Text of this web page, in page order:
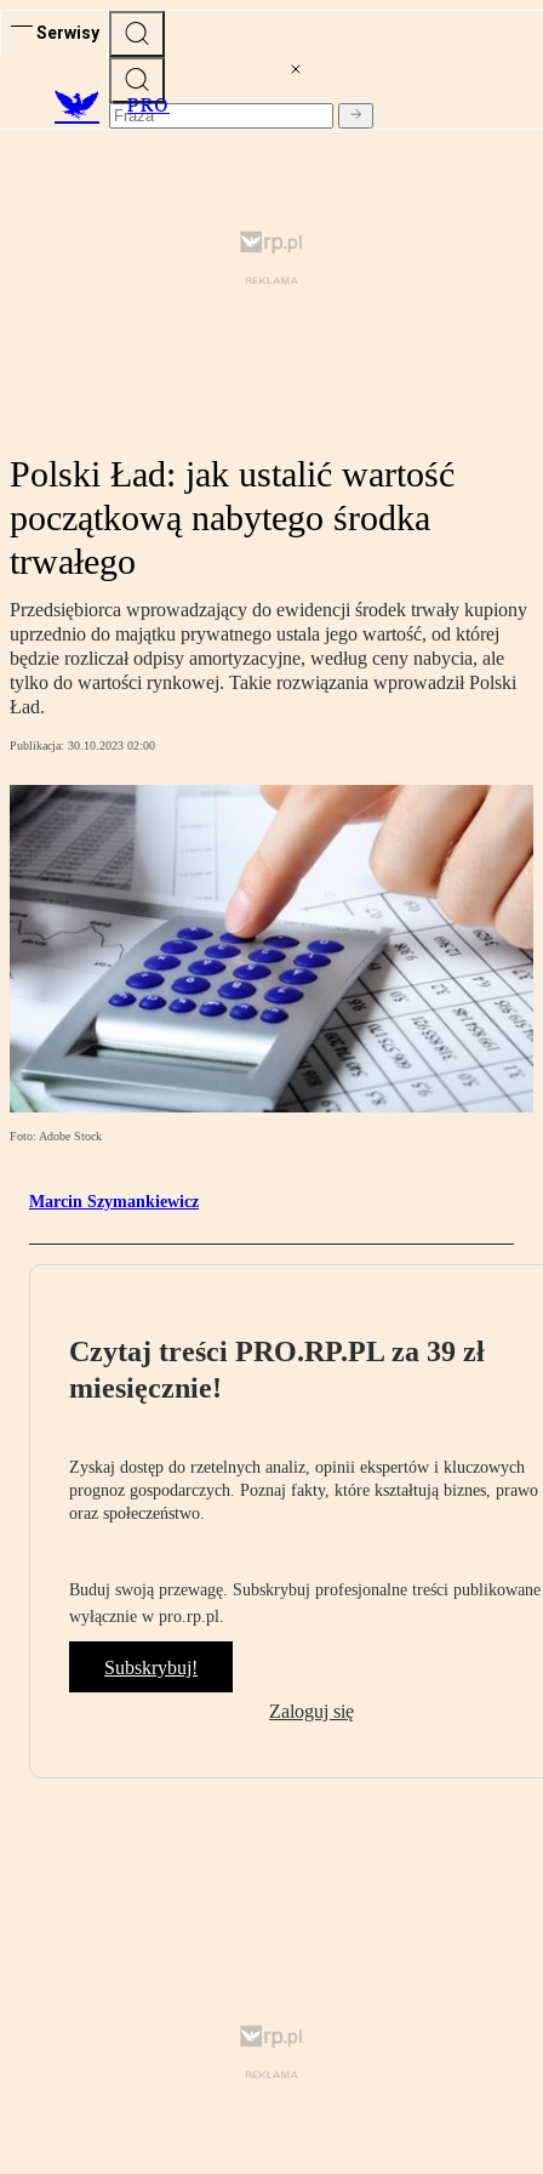
Serwisy
PRO
Polski Ład: jak ustalić wartość
początkową nabytego środka
trwałego
Przedsiębiorca wprowadzający do ewidencji środek trwały kupiony
uprzednio do majątku prywatnego ustala jego wartość, od której
będzie rozliczał odpisy amortyzacyjne, według ceny nabycia, ale
tylko do wartości rynkowej. Takie rozwiązania wprowadził Polski
Ład.
Publikacja: 30.10.2023 02:00
Foto: Adobe Stock
Marcin Szymankiewicz
Czytaj treści PRO.RP.PL za 39 zł
miesięcznie!
Zyskaj dostęp do rzetelnych analiz, opinii ekspertów i kluczowych
prognoz gospodarczych. Poznaj fakty, które kształtują biznes, prawo
oraz społeczeństwo.
Buduj swoją przewagę. Subskrybuj profesjonalne treści publikowane
wyłącznie w pro.rp.pl.
Subskrybuj!
Zaloguj się